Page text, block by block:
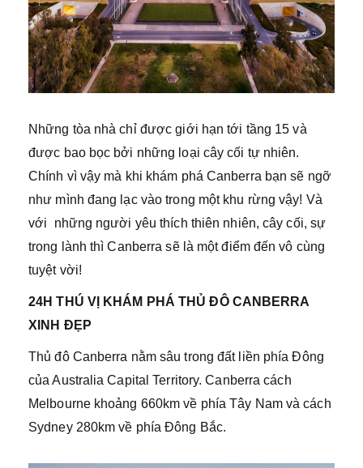
Những tòa nhà chỉ được giới hạn tới tầng 15 và
được bao bọc bởi những loại cây cối tự nhiên.
Chính vì vậy mà khi khám phá Canberra bạn sẽ ngỡ
như mình đang lạc vào trong một khu rừng vậy! Và
với những người yêu thích thiên nhiên, cây cối, sự
trong lành thì Canberra sẽ là một điểm đến vô cùng
tuyệt vời!
24H THÚ VỊ KHÁM PHÁ THỦ ĐÔ CANBERRA
XINH ĐẸP
Thủ đô Canberra nằm sâu trong đất liền phía Đông
của Australia Capital Territory. Canberra cách
Melbourne khoảng 660km về phía Tây Nam và cách
Sydney 280km về phía Đông Bắc.